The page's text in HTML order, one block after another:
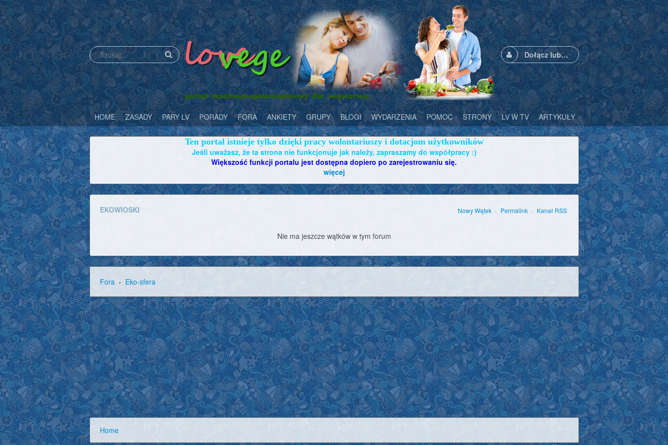
Dołącz lub zaloguj się
HOME ZASADY PARY LV PORADY FORA ANKIETY GRUPY BLOGI WYDARZENIA POMOC STRONY LV W TV ARTYKUŁY NOWOŚCI WIĘCEJ
Ten portal istnieje tylko dzięki pracy wolontariuszy i dotacjom użytkowników
Jeśli uważasz, że ta strona nie funkcjonuje jak należy, zapraszamy do współpracy :)
Większość funkcji portalu jest dostępna dopiero po zarejestrowaniu się.
więcej
EKOWIOSKI Nowy Wątek Permalink Kanał RSS
Nie ma jeszcze wątków w tym forum
Fora› Eko-sfera
Home